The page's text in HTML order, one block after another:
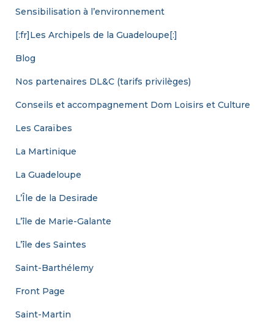
Sensibilisation à l’environnement
[:fr]Les Archipels de la Guadeloupe[:]
Blog
Nos partenaires DL&C (tarifs privilèges)
Conseils et accompagnement Dom Loisirs et Culture
Les Caraïbes
La Martinique
La Guadeloupe
L’Île de la Desirade
L’île de Marie-Galante
L’île des Saintes
Saint-Barthélemy
Front Page
Saint-Martin